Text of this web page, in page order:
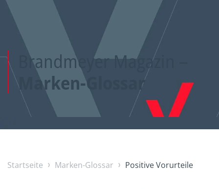
Brandmeyer Magazin –
Marken-Glossar
Startseite Marken-Glossar Positive Vorurteile